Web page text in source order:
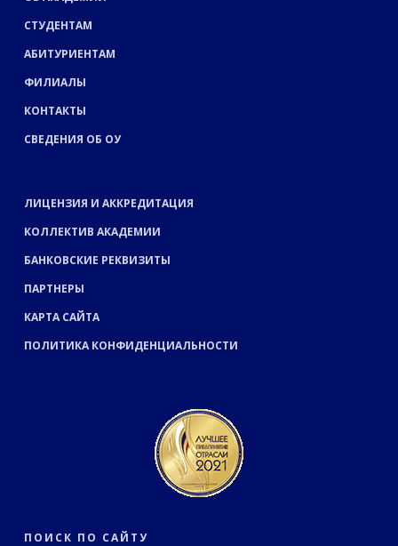
СТУДЕНТАМ
АБИТУРИЕНТАМ
ФИЛИАЛЫ
КОНТАКТЫ
СВЕДЕНИЯ ОБ ОУ
ЛИЦЕНЗИЯ И АККРЕДИТАЦИЯ
КОЛЛЕКТИВ АКАДЕМИИ
БАНКОВСКИЕ РЕКВИЗИТЫ
ПАРТНЕРЫ
КАРТА САЙТА
ПОЛИТИКА КОНФИДЕНЦИАЛЬНОСТИ
ПОИСК ПО САЙТУ